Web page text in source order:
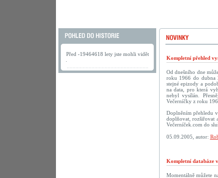
Před -19464618 lety jste mohli vidět
Kompletní přehled
Od dnešního dne
roku 1966 do dubna
stejné epizody a
na data, pro která
nebyl vysílán.
Večerníčky z roku
Doplněním přehledu
doplňovat, rozšiřovat
Večerníček.com do
05.09.2005, autor:
Kompletní databáze
Momentálně můžete